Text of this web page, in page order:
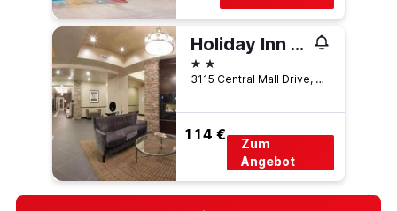
Holiday Inn Express & Suites Port Arthur Central-Mall Area By IHG
2 Sterne
3115 Central Mall Drive, Port Arthur, TX, USA
114 €
Zum
Angebot